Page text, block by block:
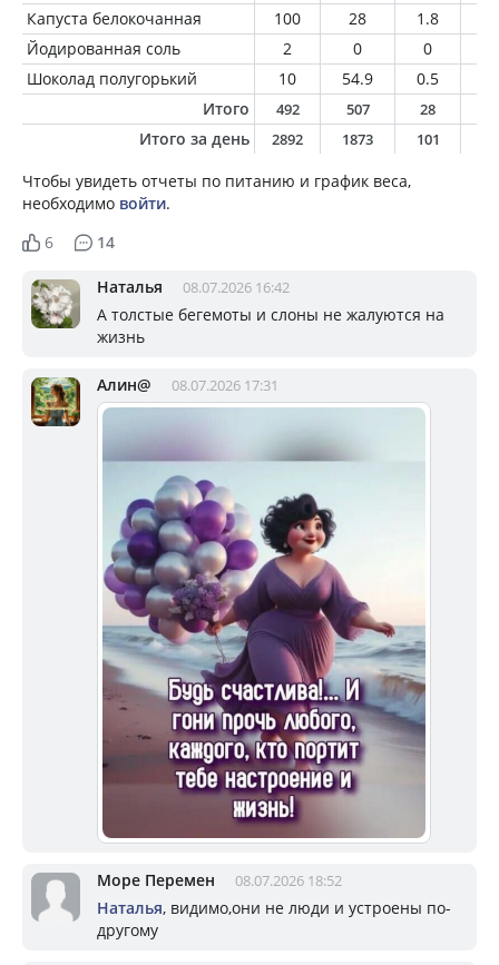
Капуста белокочанная
100 28 1.8
Йодированная соль
2 0 0
Шоколад полугорький
10 54.9 0.5
Итого
492 507 28
Итого за день 2892 1873 101
Чтобы увидеть отчеты по питанию и график веса,
необходимо войти.
6
14
Наталья 08.07.2026 16:42
А толстые бегемоты и слоны не жалуются на
жизнь
Алин@ 08.07.2026 17:31
Море Перемен 08.07.2026 18:52
Наталья, видимо,они не люди и устроены по-
другому